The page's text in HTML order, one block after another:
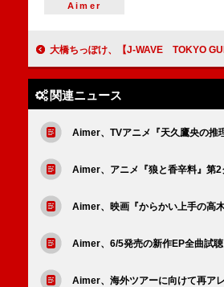
Aimer
大橋ちっぽけ、【J-WAVE TOKYO GUITAR
関連ニュース
Aimer、TVアニメ『天久鷹央の推
Aimer、アニメ『狼と香辛料』第2
Aimer、映画『からかい上手の高
Aimer、6/5発売の新作EP全曲試
Aimer、海外ツアーに向けて再ア